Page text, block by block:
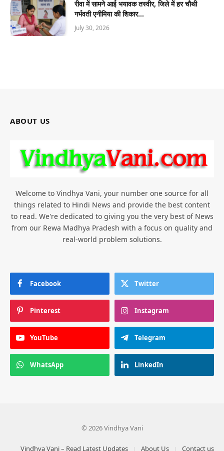
रीवा में सामने आई भयावक तस्वीर, जिले में हर चौथी
गर्भवती एनीमिया की शिकार…
July 30, 2026
ABOUT US
Welcome to Vindhya Vani, your number one source for all
things related to Hindi News and provide the best content
to read. We're dedicated to giving you the very best of News
from our Rewa Madhya Pradesh with a focus on quality and
real-world problem solutions.
Facebook Twitter
Pinterest Instagram
YouTube Telegram
WhatsApp LinkedIn
© 2026 Vindhya Vani
Vindhya Vani – Read Latest Updates About Us Contact us